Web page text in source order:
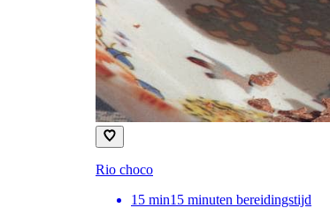
Rio choco
15 min15 minuten bereidingstijd